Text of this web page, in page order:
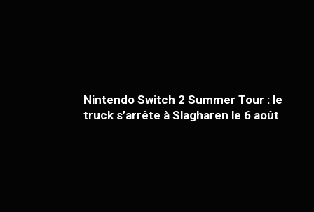
Nintendo Switch 2 Summer Tour : le
truck s’arrête à Slagharen le 6 août